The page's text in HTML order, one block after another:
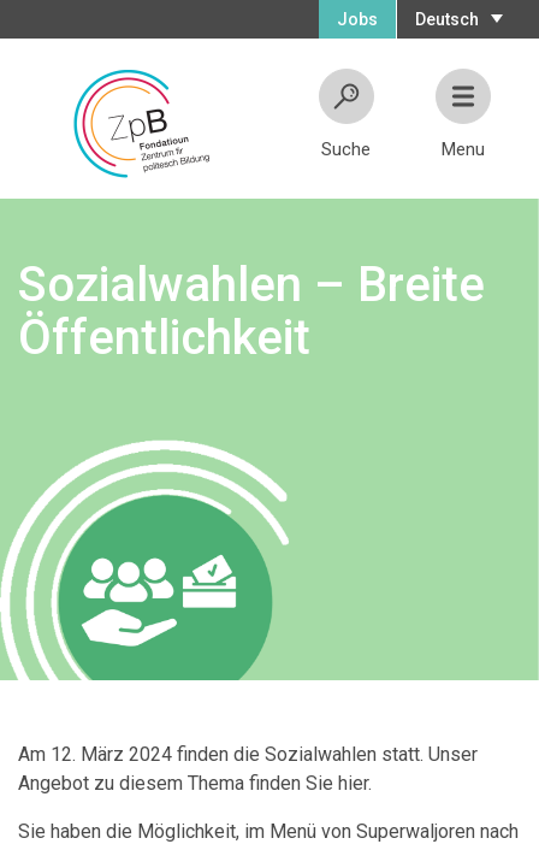
Deutsch
Jobs
Suche Menu
Sozialwahlen – Breite
Öffentlichkeit
Am 12. März 2024 finden die Sozialwahlen statt. Unser
Angebot zu diesem Thema finden Sie hier.
Sie haben die Möglichkeit, im Menü von Superwaljoren nach